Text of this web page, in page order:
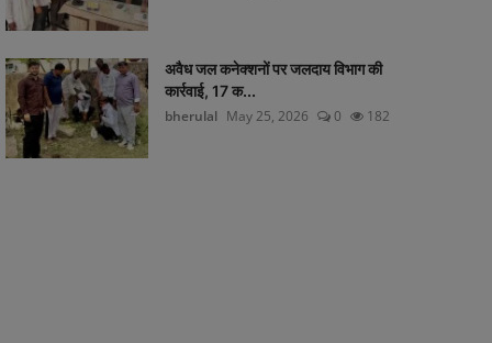
अवैध जल कनेक्शनों पर जलदाय विभाग की
कार्रवाई, 17 क...
bherulal May 25, 2026 0 182